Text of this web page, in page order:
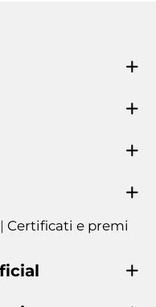
| Certificati e premi